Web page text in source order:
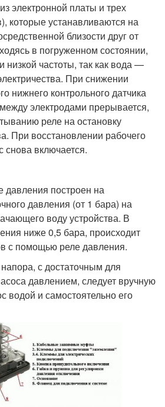
электронной платы и трех
которые устанавливаются на
близости друг от
в погруженном состоянии,
низкой частоты, так как вода —
При снижении
нижнего контрольного датчика
электродами прерывается,
реле на остановку
При восстановлении рабочего
снова включается.
давления построен на
давления (от 1 бара) на
воду устройства. В
ниже 0,5 бара, происходит
с помощью реле давления.
с достаточным для
давлением, следует вручную
водой и самостоятельно его